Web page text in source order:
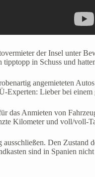
der Insel unter
in Schuss und
angemieteten
Lieber bei
das Anmieten von
Kilometer und voll/voll-
Den
sind in Spanien